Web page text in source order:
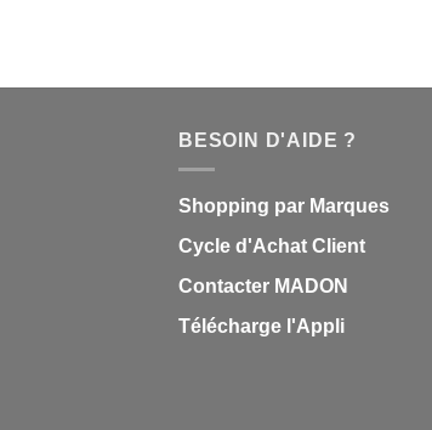
BESOIN D'AIDE ?
Shopping par Marques
Cycle d'Achat Client
Contacter MADON
Télécharge l'Appli